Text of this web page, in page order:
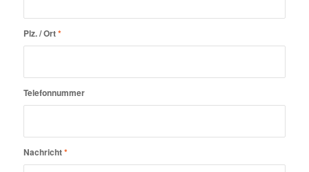
Plz. / Ort*
Telefonnummer
Nachricht*